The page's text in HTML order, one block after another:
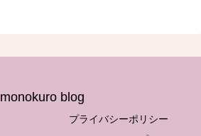
monokuro blog
プライバシーポリシー